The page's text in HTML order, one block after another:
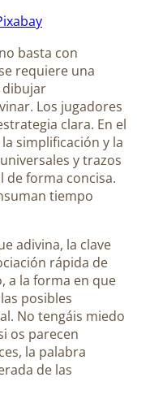
basta con
requiere una
dibujar
Los jugadores
clara. En el
simplificación y la
y trazos
de forma concisa.
tiempo
adivina, la clave
rápida de
a la forma en que
posibles
No tengáis miedo
os parecen
la palabra
de las